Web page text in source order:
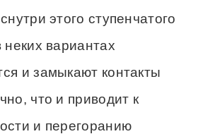
этого ступенчатого
неких вариантах
и замыкают контакты
что и приводит к
и перегоранию